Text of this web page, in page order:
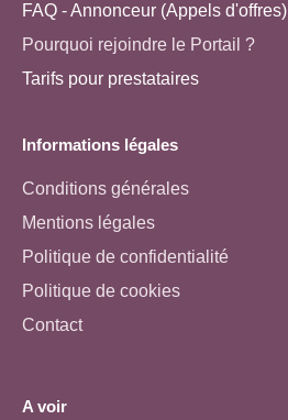
FAQ - Annonceur (Appels d'offres)
Pourquoi rejoindre le Portail ?
Tarifs pour prestataires
Informations légales
Conditions générales
Mentions légales
Politique de confidentialité
Politique de cookies
Contact
A voir